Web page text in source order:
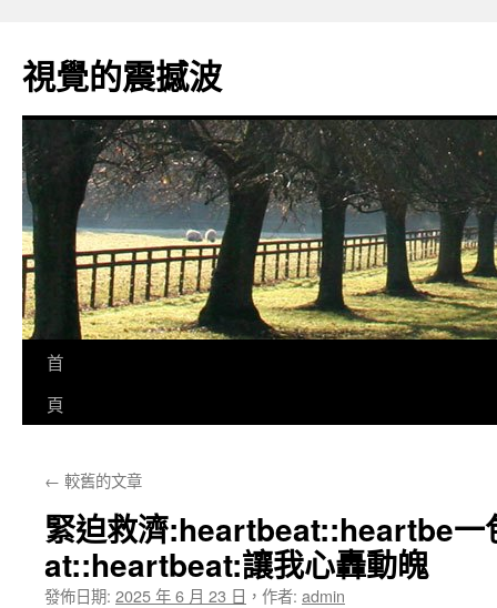
主
要
視覺的震撼波
首
頁
← 較舊的文章
緊迫救濟:heartbeat::heartbe一
at::heartbeat:讓我心轟動魄
發佈日期: 2025 年 6 月 23 日 ， 作者: admin